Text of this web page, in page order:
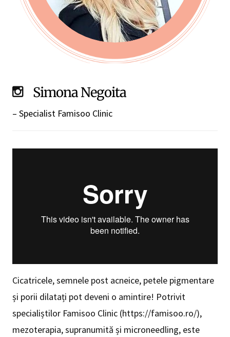
Simona Negoita
– Specialist Famisoo Clinic
Cicatricele, semnele post acneice, petele pigmentare
și porii dilatați pot deveni o amintire! Potrivit
specialiștilor Famisoo Clinic (https://famisoo.ro/),
mezoterapia, supranumită și microneedling, este